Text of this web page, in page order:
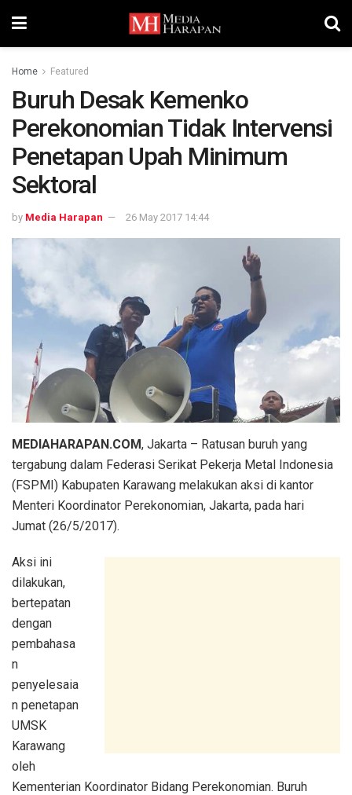
Home Featured
Buruh Desak Kemenko
Perekonomian Tidak Intervensi
Penetapan Upah Minimum
Sektoral
by Media Harapan 26 May 2017 14:44
MEDIAHARAPAN.COM, Jakarta – Ratusan buruh yang
tergabung dalam Federasi Serikat Pekerja Metal Indonesia
(FSPMI) Kabupaten Karawang melakukan aksi di kantor
Menteri Koordinator Perekonomian, Jakarta, pada hari
Jumat (26/5/2017).
Aksi ini
dilakukan,
bertepatan
dengan
pembahasa
n
penyelesaia
n penetapan
UMSK
Karawang
oleh
Kementerian Koordinator Bidang Perekonomian. Buruh